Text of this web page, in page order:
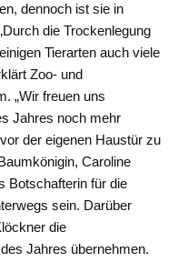
dennoch ist sie in
die Trockenlegung
Tierarten auch viele
Zoo- und
„Wir freuen uns
Jahres noch mehr
der eigenen Haustür zu
Caroline
Botschafterin für die
sein. Darüber
die
Jahres übernehmen.